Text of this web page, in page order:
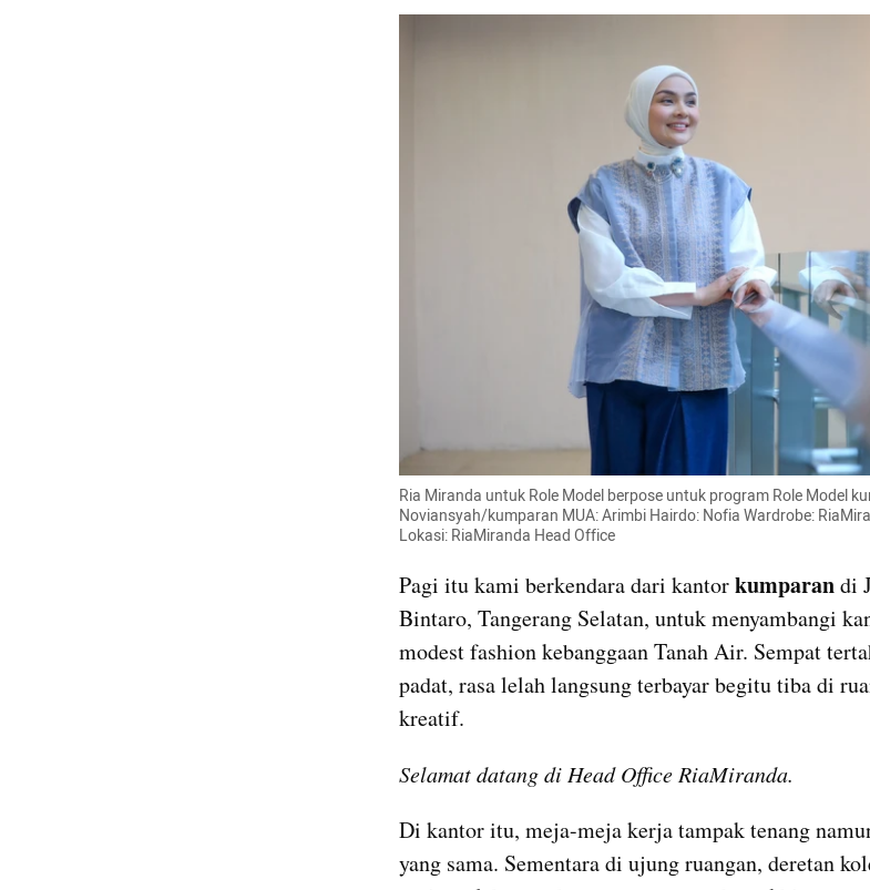
Ria Miranda untuk Role Model berpose untuk program Role Model
Noviansyah/kumparan MUA: Arimbi Hairdo: Nofia Wardrobe:
Lokasi: RiaMiranda Head Office
Pagi itu kami berkendara dari kantor kumparan di
Bintaro, Tangerang Selatan, untuk menyambangi
modest fashion kebanggaan Tanah Air. Sempat
padat, rasa lelah langsung terbayar begitu tiba di
kreatif.
Selamat datang di Head Office RiaMiranda.
Di kantor itu, meja-meja kerja tampak tenang
yang sama. Sementara di ujung ruangan, deretan